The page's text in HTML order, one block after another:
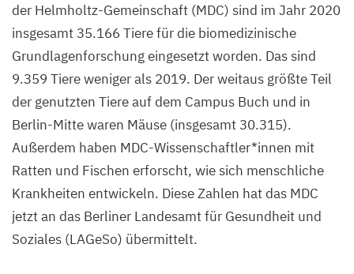
der Helmholtz-Gemeinschaft (MDC) sind im Jahr 2020
insgesamt 35.166 Tiere für die biomedizinische
Grundlagenforschung eingesetzt worden. Das sind
9.359 Tiere weniger als 2019. Der weitaus größte Teil
der genutzten Tiere auf dem Campus Buch und in
Berlin-Mitte waren Mäuse (insgesamt 30.315).
Außerdem haben MDC-Wissenschaftler*innen mit
Ratten und Fischen erforscht, wie sich menschliche
Krankheiten entwickeln. Diese Zahlen hat das MDC
jetzt an das Berliner Landesamt für Gesundheit und
Soziales (LAGeSo) übermittelt.